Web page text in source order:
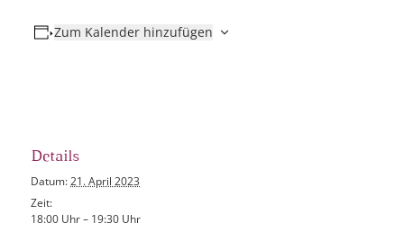
Zum Kalender hinzufügen
Details
Datum: 21. April 2023
Zeit:
18:00 Uhr – 19:30 Uhr